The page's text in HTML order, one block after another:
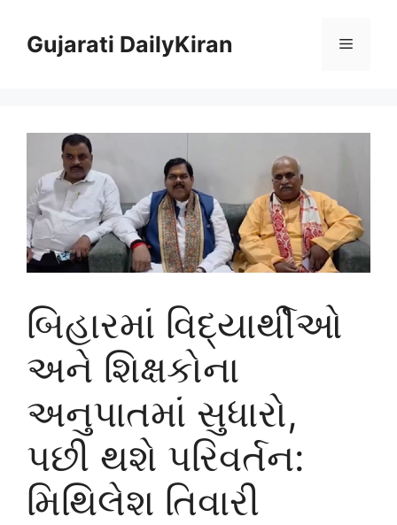
contentGujarati DailyKiran Menu
બિહારમાં વિદ્યાર્થીઓ
અને શિક્ષકોના
અનુપાતમાં સુધારો,
પછી થશે પરિવર્તન:
મિથિલેશ તિવારી